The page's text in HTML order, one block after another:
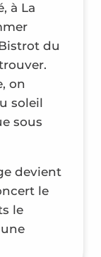
à La
du
on
soleil
sous
devient
le
le